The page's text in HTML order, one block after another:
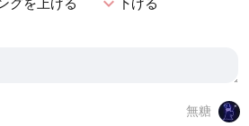
グを上げる 下げる
無糖